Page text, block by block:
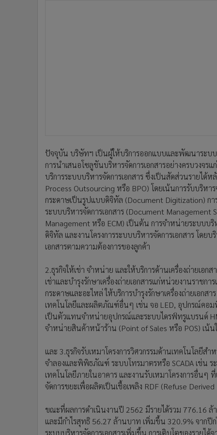
ปัจจุบัน บริษัทฯ เป็นผู้ให้บริการออกแบบและพัฒนาระบ
การนำเสนอโซลูชันบริหารจัดการเอกสารอย่างครบวงจร
บริการระบบบริหารจัดการเอกสาร ซึ่งเป็นสัดส่วนรายได้
Process Outsourcing หรือ BPO) โดยเน้นการรับบริห
กระดาษเป็นรูปแบบดิจิทัล (Document Digitization) ก
ระบบบริหารจัดการเอกสาร (Document
Management หรือ ECM) เป็นต้น การจำหน่ายระบบบริ
ดิจิทัล และงานโครงการระบบบริหารจัดการเอกสาร โ
เอกสารตามความต้องการของลูกค้า
2.ธุรกิจให้เช่า จำหน่าย และให้บริการด้านเครื่องถ่ายเอ
เช่าและบำรุงรักษาเครื่องถ่ายเอกสารแก่หน่วยงานราช
กระดาษและอะไหล่ ให้บริการบำรุงรักษาเครื่องถ่ายเอก
เทคโนโลยีและผลิตภัณฑ์อื่นๆ เช่น จอ LED, อุปกรณ์คอม
เป็นตัวแทนจำหน่ายอุปกรณ์และระบบไดรฟ์ทรูแบรนด์
จำหน่ายสินค้าหน้าร้าน (Point of Sales หรือ POS) เน้
และ 3.ธุรกิจรับเหมาโครงการวิศวกรรมด้านเทคโนโลยี
จำลองและพิพิธภัณฑ์ ระบบโทรมาตรหรือ SCADA เช่น
เทคโนโลยีภายในอาคาร และงานรับเหมาโครงการอื่นๆ
จัดการขยะเพื่อผลิตเป็นเชื้อเพลิง RDF (Refuse
ขณะที่ผลการดำเนินงานปี 2562 มีรายได้รวม 776.16
และมีกำไรสุทธิ 56.27 ล้านบาท เพิ่มขึ้น 320.9% จากปี
ระบบบริหารจัดการเอกสารเพิ่มขึ้น การเติบโตของรายไ